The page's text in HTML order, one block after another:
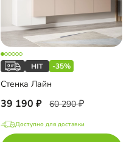
-35%
Стенка Лайн
39 190 60 290
Доступно для доставки